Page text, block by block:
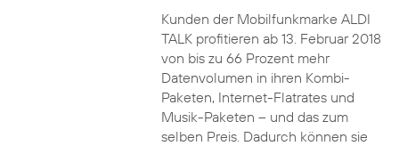
Kunden der Mobilfunkmarke ALDI
TALK profitieren ab 13. Februar 2018
von bis zu 66 Prozent mehr
Datenvolumen in ihren Kombi-
Paketen, Internet-Flatrates und
Musik-Paketen – und das zum
selben Preis. Dadurch können sie